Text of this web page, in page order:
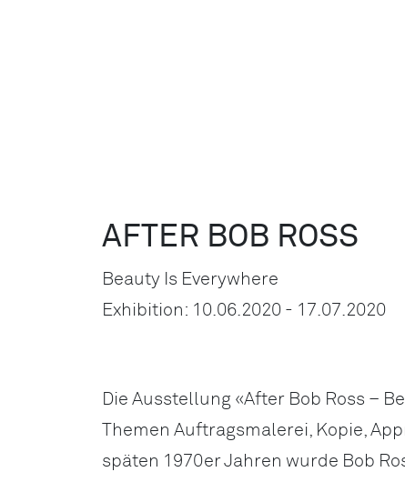
AFTER BOB ROSS
Beauty Is Everywhere
Exhibition: 10.06.2020 - 17.07.2020
Die Ausstellung «After Bob Ross –
Themen Auftragsmalerei, Kopie,
späten 1970er Jahren wurde Bob